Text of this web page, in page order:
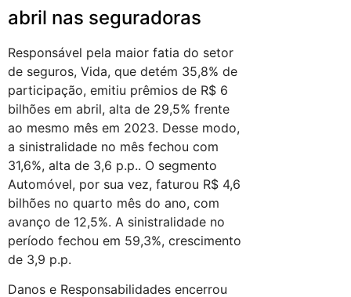
abril nas seguradoras
Responsável pela maior fatia do setor
de seguros, Vida, que detém 35,8% de
participação, emitiu prêmios de R$ 6
bilhões em abril, alta de 29,5% frente
ao mesmo mês em 2023. Desse modo,
a sinistralidade no mês fechou com
31,6%, alta de 3,6 p.p.. O segmento
Automóvel, por sua vez, faturou R$ 4,6
bilhões no quarto mês do ano, com
avanço de 12,5%. A sinistralidade no
período fechou em 59,3%, crescimento
de 3,9 p.p.
Danos e Responsabilidades encerrou